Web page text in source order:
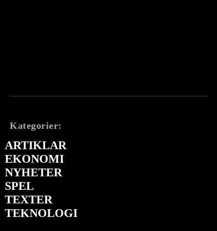
Kategorier:
ARTIKLAR
EKONOMI
NYHETER
SPEL
TEXTER
TEKNOLOGI